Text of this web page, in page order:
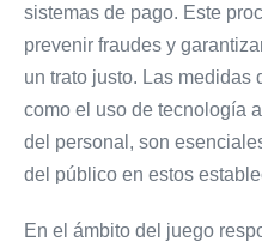
sistemas de pago. Este
prevenir fraudes y
un trato justo. Las medidas
como el uso de tecnología
del personal, son
del público en estos
En el ámbito del juego